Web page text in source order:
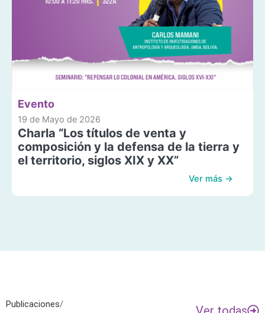
Evento
19 de Mayo de 2026
Charla “Los títulos de venta y
composición y la defensa de la tierra y
el territorio, siglos XIX y XX”
Ver más →
Publicaciones/